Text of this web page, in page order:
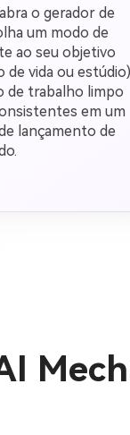
o gerador de
um modo de
ao seu objetivo
vida ou
de trabalho limpo
em um
lançamento de